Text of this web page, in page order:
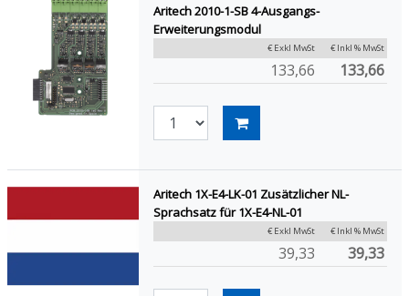
Aritech 2010-1-SB 4-Ausgangs-
Erweiterungsmodul
€ Exkl MwSt € Inkl % MwSt
133,66 133,66
Aritech 1X-E4-LK-01 Zusätzlicher NL-
Sprachsatz für 1X-E4-NL-01
€ Exkl MwSt € Inkl % MwSt
39,33 39,33